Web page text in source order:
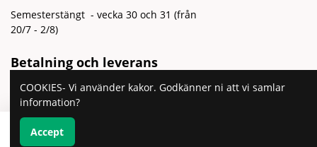
Semesterstängt - vecka 30 och 31 (från
20/7 - 2/8)
Betalning och leverans
COOKIES- Vi använder kakor. Godkänner ni att vi samlar
information?
Accept